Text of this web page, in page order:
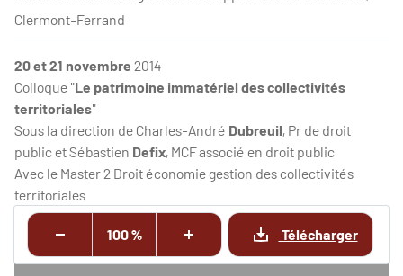
Clermont-Ferrand
20 et 21 novembre 2014
Colloque "Le patrimoine immatériel des collectivités
territoriales"
Sous la direction de Charles-André Dubreuil, Pr de droit
public et Sébastien Defix, MCF associé en droit public
Avec le Master 2 Droit économie gestion des collectivités
territoriales
100 % Télécharger